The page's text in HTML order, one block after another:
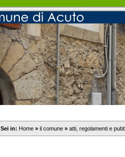
Sei in: Home » il comune » atti, regolamenti e